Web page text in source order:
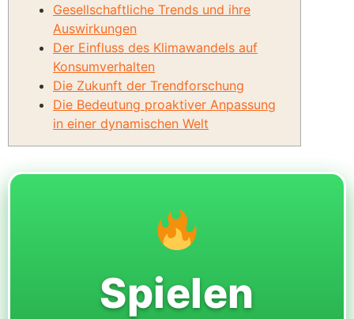
Gesellschaftliche Trends und ihre
Auswirkungen
Der Einfluss des Klimawandels auf
Konsumverhalten
Die Zukunft der Trendforschung
Die Bedeutung proaktiver Anpassung
in einer dynamischen Welt
Spielen